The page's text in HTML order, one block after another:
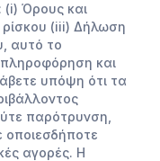
(i) Όρους και
ρίσκου (iii) Δήλωση
αυτό το
πληροφόρηση και
υπόψη ότι τα
παρότρυνση,
οποιεσδήποτε
αγορές. Η